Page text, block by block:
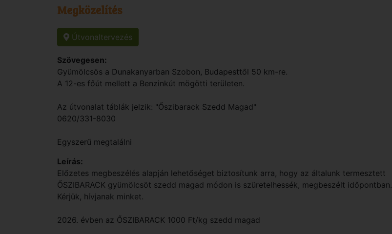
Megközelítés
Útvonaltervezés
Szövegesen:
Gyümölcsös a Dunakanyarban Szobon, Budapesttől 50 km-re.
A 12-es főút mellett a Benzinkút mögötti területen.
Az útvonalat táblák jelzik: "Őszibarack Szedd Magad"
0620/331-8030
Egyszerű megtalálni
Leírás:
Előzetes megbeszélés alapján lehetőséget biztosítunk arra, hogy az általunk termesztett
ŐSZIBARACK gyümölcsöt szedd magad módon is szüretelhessék, megbeszélt időpontban.
Kérjük, hívjanak minket.
2026. évben az ŐSZIBARACK 1000 Ft/kg szedd magad